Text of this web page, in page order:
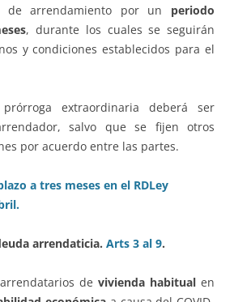
de arrendamiento por un periodo
, durante los cuales se seguirán
y condiciones establecidos para el
extraordinaria deberá ser
salvo que se fijen otros
por acuerdo entre las partes.
a tres meses en el RDLey
arrendaticia. Arts 3 al 9.
de vivienda habitual en